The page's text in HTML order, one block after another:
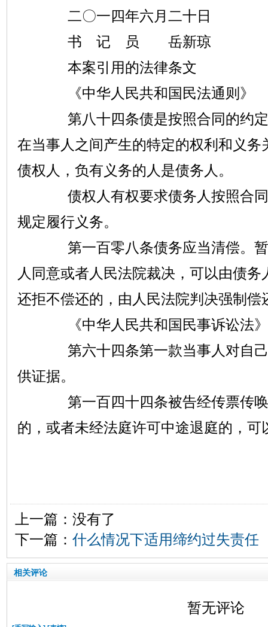
二〇一四年六月二十日
书 记 员 岳新琼
本案引用的法律条文
《中华人民共和国民法通则》
第八十四条债是按照合同的约定
在当事人之间产生的特定的权利和义务
债权人，负有义务的人是债务人。
债权人有权要求债务人按照合同
规定履行义务。
第一百零八条债务应当清偿。暂
人同意或者人民法院裁决，可以由债
还拒不偿还的，由人民法院判决强制偿
《中华人民共和国民事诉讼法》
第六十四条第一款当事人对自己
供证据。
第一百四十四条被告经传票传唤
的，或者未经法庭许可中途退庭的，可
上一篇：没有了
下一篇： 什么情况下适用缔约过失责任
相关评论
暂无评论